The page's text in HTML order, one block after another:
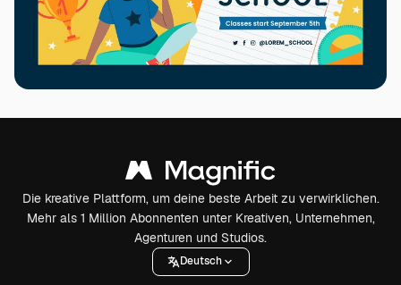
Die kreative Plattform, um deine beste Arbeit zu verwirklichen.
Mehr als 1 Million Abonnenten unter Kreativen, Unternehmen,
Agenturen und Studios.
Deutsch